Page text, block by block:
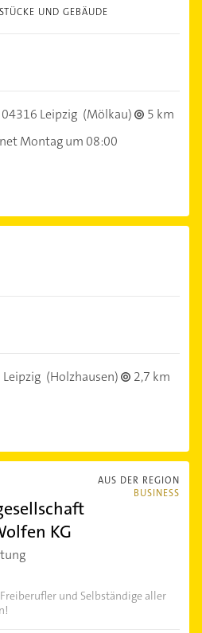
UND GEBÄUDE
04316 Leipzig (Mölkau)
5 km
Montag um 08:00
(Holzhausen)
2,7 km
AUS DER REGION
BUSINESS
KG
und Selbständige aller